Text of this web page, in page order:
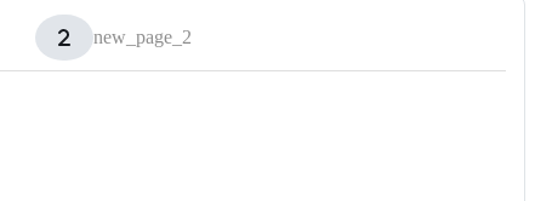
new_page_2